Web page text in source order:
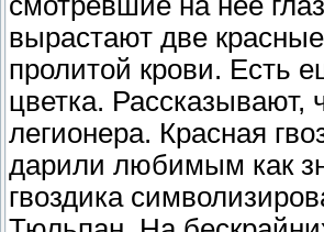
вырастают две
пролитой крови. Есть
цветка. Рассказывают,
легионера. Красная
дарили любимым как
гвоздика